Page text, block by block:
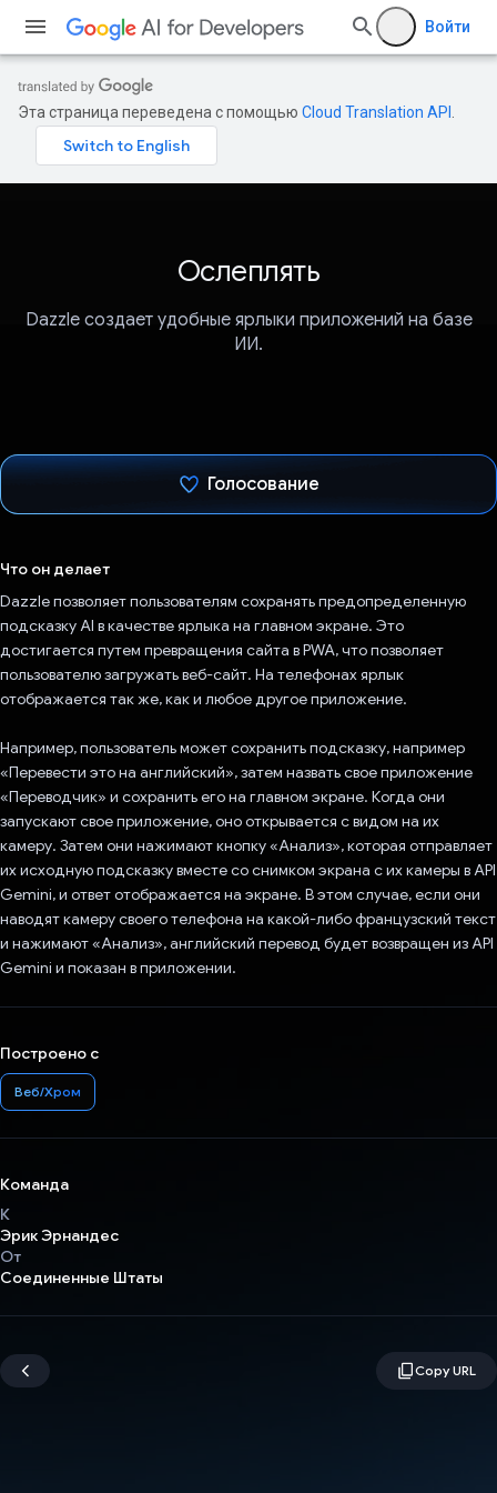
Войти
Эта страница переведена с помощью Cloud Translation API
Ослеплять
Dazzle создает удобные ярлыки приложений на базе
ИИ.
Голосование
Что он делает
Dazzle позволяет пользователям сохранять предопределенную
подсказку AI в качестве ярлыка на главном экране. Это
достигается путем превращения сайта в PWA, что позволяет
пользователю загружать веб-сайт. На телефонах ярлык
отображается так же, как и любое другое приложение.
Например, пользователь может сохранить подсказку, например
«Перевести это на английский», затем назвать свое приложение
«Переводчик» и сохранить его на главном экране. Когда они
запускают свое приложение, оно открывается с видом на их
камеру. Затем они нажимают кнопку «Анализ», которая отправляет
их исходную подсказку вместе со снимком экрана с их камеры в API
Gemini, и ответ отображается на экране. В этом случае, если они
наводят камеру своего телефона на какой-либо французский текст
и нажимают «Анализ», английский перевод будет возвращен из API
Gemini и показан в приложении.
Построено с
Веб/Хром
Команда
К
Эрик Эрнандес
От
Соединенные Штаты